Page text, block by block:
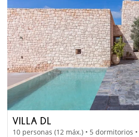
VILLA DL
10 personas (12 máx.) • 5 dormitorios